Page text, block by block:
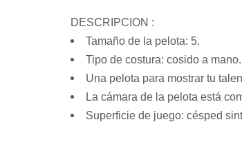
DESCRIPCION :
Tamaño de la pelota: 5.
Tipo de costura: cosido a mano.
Una pelota para mostrar tu
La cámara de la pelota está
Superficie de juego: césped